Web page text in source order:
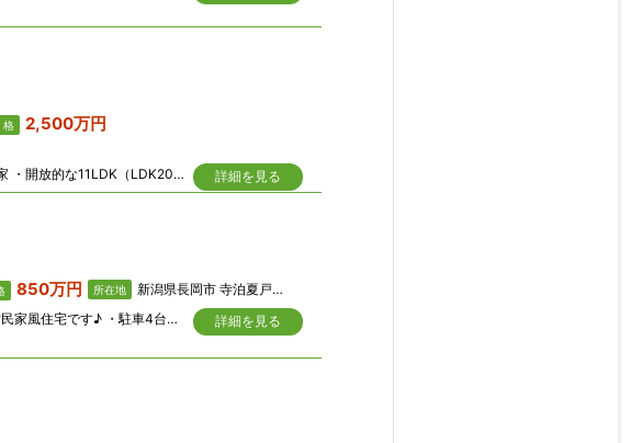
2,500万円
【R4.5リフォーム済み】ノスタルジー感じる古き良き古民家 ・開放的な11LDK（LDK20.3帖）の間取りです。 ・駐車10台可で広々駐車できます。 ・南側約5.4m×東側3.4m～5.5m×北側約3mの三方道路で通行も駐車も楽々です。
詳細を見る
850万円 所在地
新潟県長岡市 寺泊夏戸3998番地
【R4.1一部リフォーム済み】豊かな自然に囲まれた9LDK古民家風住宅です♪ ・駐車4台可（内インナーガレージ1台） ・東側約12m道路
詳細を見る